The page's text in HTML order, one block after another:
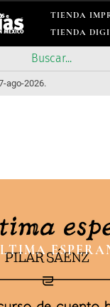
TIENDA
TIENDA
ago-2026.
CAUSA
EN LA
CLIPPERTON
ROSARIO
CAUSA